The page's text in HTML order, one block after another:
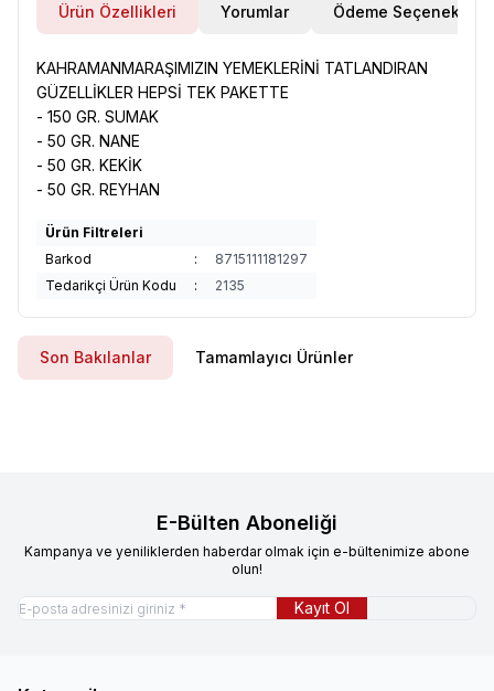
Ürün Özellikleri Yorumlar Ödeme Seçenekleri
KAHRAMANMARAŞIMIZIN YEMEKLERİNİ TATLANDIRAN
GÜZELLİKLER HEPSİ TEK PAKETTE
- 150 GR. SUMAK
- 50 GR. NANE
- 50 GR. KEKİK
- 50 GR. REYHAN
Ürün Filtreleri
Barkod
:
8715111181297
Tedarikçi Ürün Kodu
: 2135
Son Bakılanlar Tamamlayıcı Ürünler
E-Bülten Aboneliği
Kampanya ve yeniliklerden haberdar olmak için e-bültenimize abone
olun!
Kayıt Ol